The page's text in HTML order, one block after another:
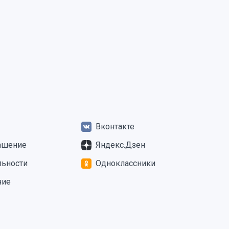
Вконтакте
Яндекс.Дзен
Одноклассники